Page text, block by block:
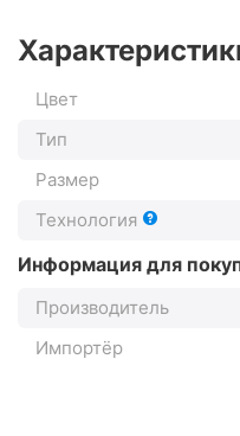
Цвет
Тип
Размер
Технология
Информация для
Производитель
Импортёр